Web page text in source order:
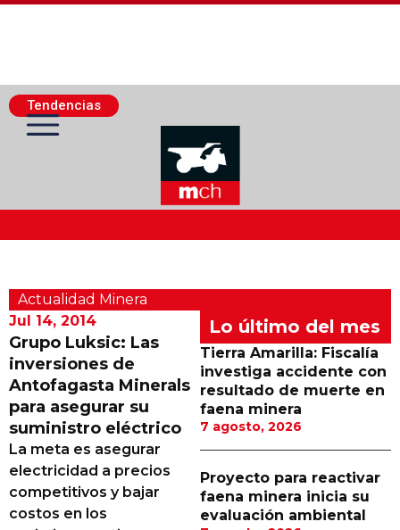
Tendencias
Actualidad Minera
Minería Superficie
Minerí­a Subterránea
Proveedores
Canal Digital
Columnas de Opinión
Designaciones
Actualidad Minera
Jul 14, 2014
Grupo Luksic: Las
inversiones de
Antofagasta Minerals
para asegurar su
suministro eléctrico
La meta es asegurar
electricidad a precios
competitivos y bajar
costos en los
Lo último del mes
Tierra Amarilla: Fiscalía
investiga accidente con
resultado de muerte en
faena minera
7 agosto, 2026
Proyecto para reactivar
faena minera inicia su
evaluación ambiental